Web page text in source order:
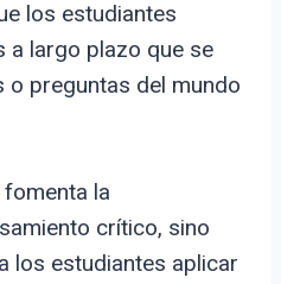
los estudiantes
a largo plazo que se
o preguntas del mundo
la
crítico, sino
los estudiantes aplicar